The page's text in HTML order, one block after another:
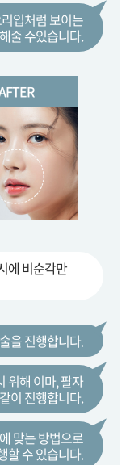
입처럼 보이는
줄 수있습니다.
에 비순각만
을 진행합니다.
위해 이마, 팔자
이 진행합니다.
맞는 방법으로
할 수 있습니다.